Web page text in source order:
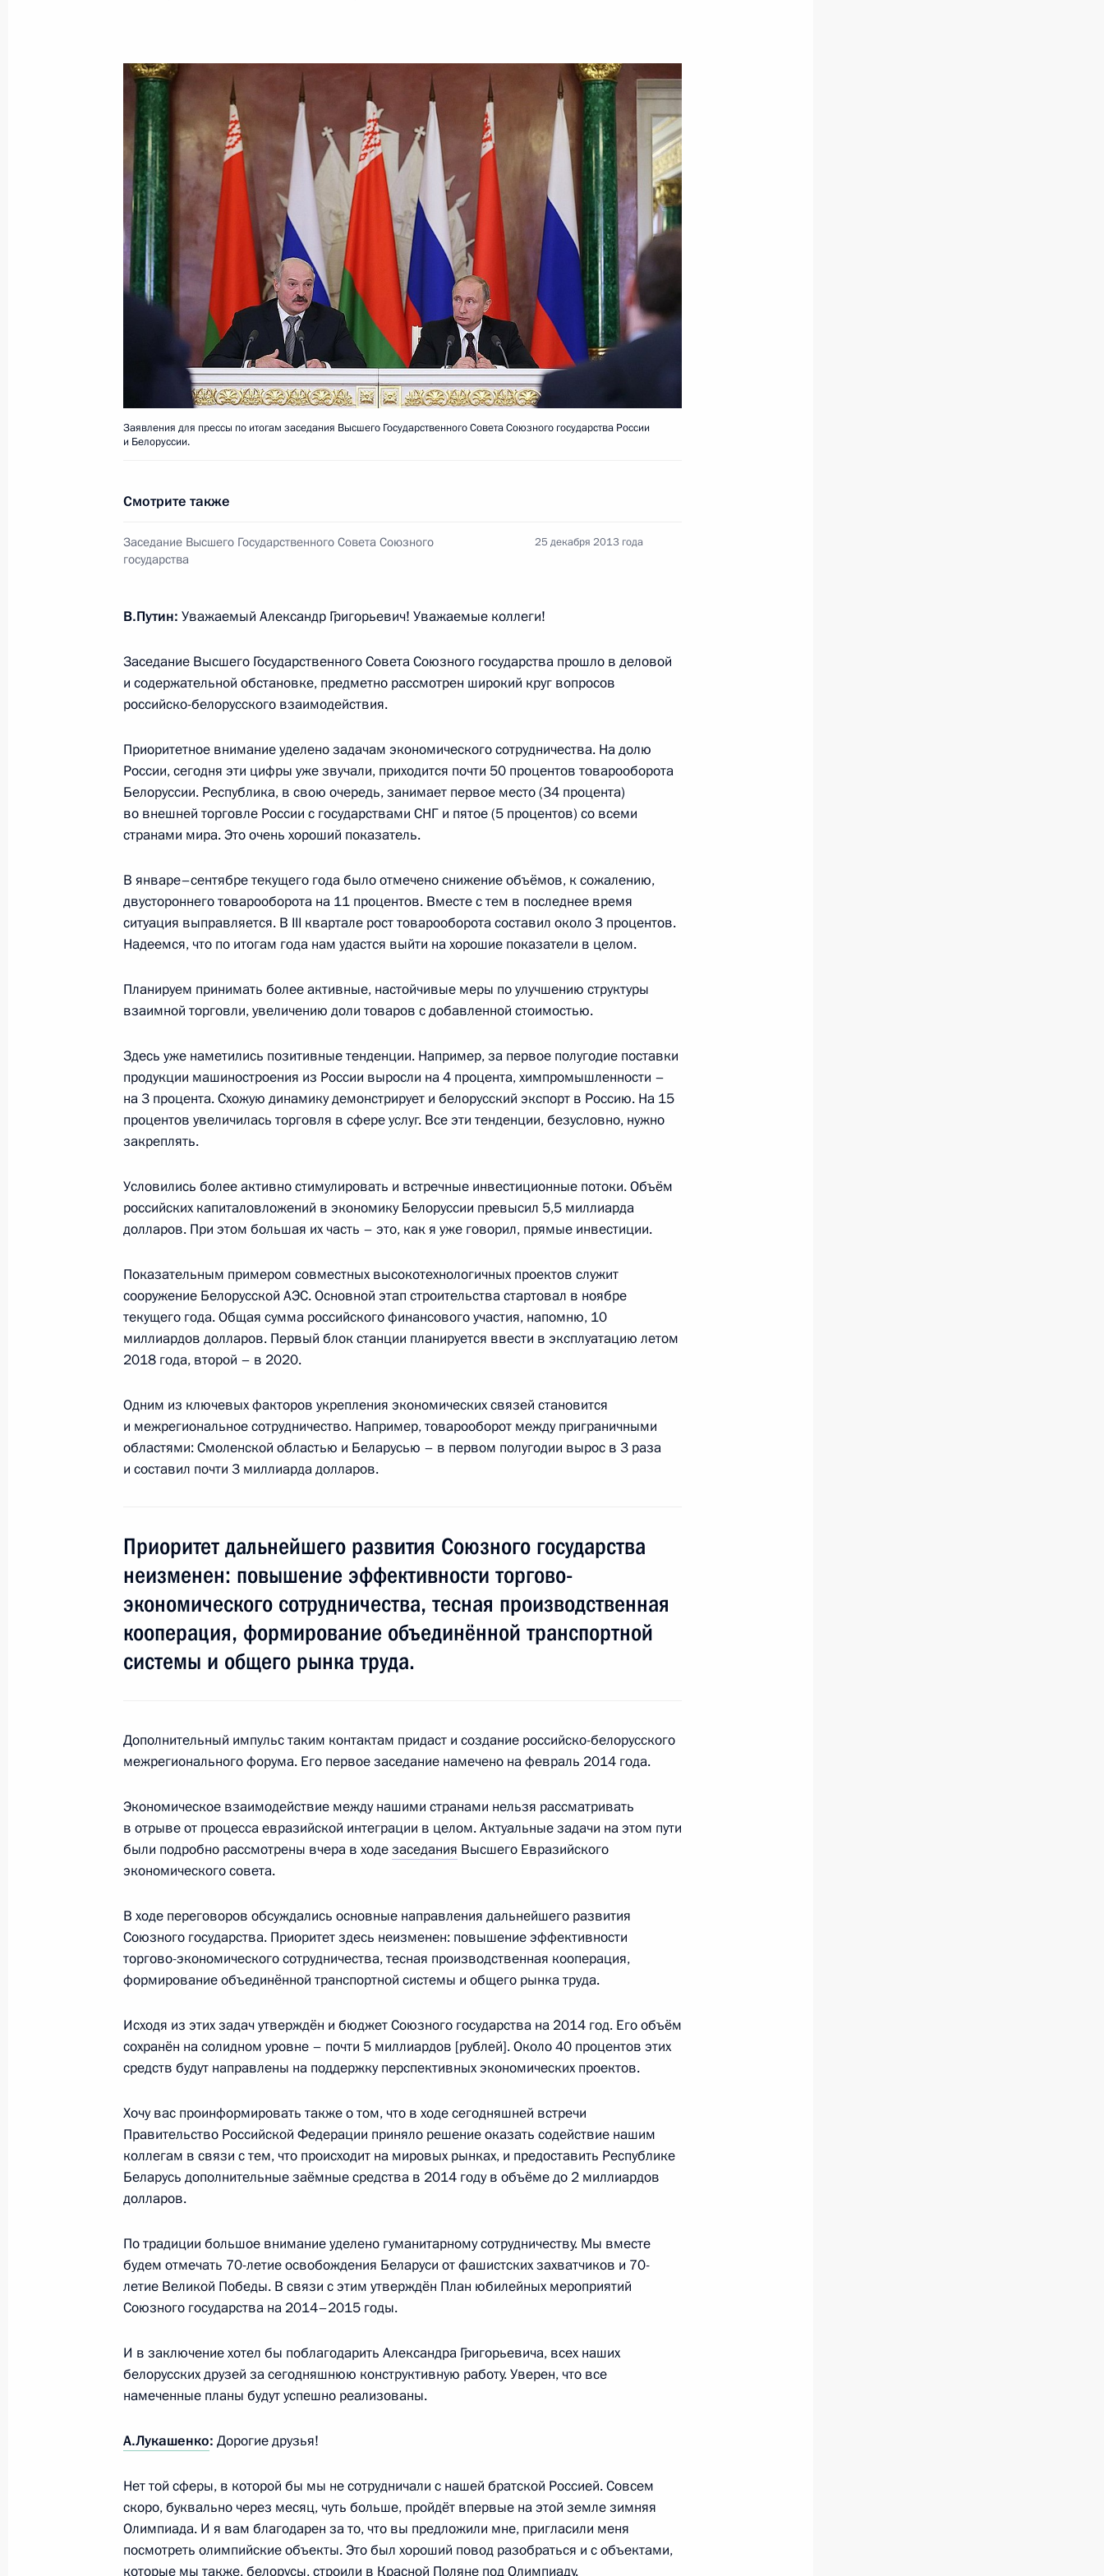
29 августа 2014 года, пятница
Всероссийский молодёжный форум «Селигер-2014»
29 августа 2014 года, 17:00 Тверская область, Селигер
:
Президент России Владимир Путин обратился к ополчению
Новороссии
29 августа 2014 года, 01:10
14 августа 2014 года, четверг
в Государственной Думе
22 июля 2014 года, вторник
21 июля 2014 года, понедельник
Обращение Президента России Владимира Путина
21 июля 2014 года, 01:40 Московская область, Ново-Огарёво
18 июля 2014 года, пятница
о погибших в авиакатастрофе над территорией Украины
18 июля 2014 года, 00:40 Московская область, Ново-Огарёво
22 июня 2014 года, воскресенье
Ответ на вопрос журналиста о плане мирного урегулирования
22 июня 2014 года, 12:30
23 мая 2014 года, пятница
Петербургский международный экономический форум
23 мая 2014 года, 16:45 Санкт-Петербург
17 апреля 2014 года, четверг
Прямая линия с Владимиром Путиным
17 апреля 2014 года, 15:55 Москва
10 апреля 2014 года, четверг
Встреча с представителями Общероссийского народного фронта
5
27 марта 2014 года, четверг
Встреча с членами Совета палаты Совета Федерации
27 марта 2014 года, 15:30 Московская область, Ново-Огарёво
Расширенное заседание коллегии МВД
21 марта 2014 года, 15:00 Москва
18 марта 2014 года, вторник
Обращение Президента Российской Федерации
5 марта 2014 года, среда
5 марта 2014 года, 19:10 Московская область, Ново-Огарёво
17 февраля 2014 года, понедельник
Заседание президиума Госсовета, посвящённое политике
в области семьи, материнства и детства
17 февраля 2014 года, 20:30
30 января 2014 года, четверг
Заседание президиума Экономического совета
Саммит Россия – Европейский союз
28 января 2014 года, 20:20 Брюссель
19 января 2014 года, воскресенье
Заявления для прессы по итогам заседания Высшего Государственного Совета Союзного государства России
и Белоруссии.
Смотрите также
Заседание Высшего Государственного Совета Союзного
государства
25 декабря 2013 года
В.Путин: Уважаемый Александр Григорьевич! Уважаемые коллеги!
Заседание Высшего Государственного Совета Союзного государства прошло в деловой
и содержательной обстановке, предметно рассмотрен широкий круг вопросов
российско-белорусского взаимодействия.
Приоритетное внимание уделено задачам экономического сотрудничества. На долю
России, сегодня эти цифры уже звучали, приходится почти 50 процентов товарооборота
Белоруссии. Республика, в свою очередь, занимает первое место (34 процента)
во внешней торговле России с государствами СНГ и пятое (5 процентов) со всеми
странами мира. Это очень хороший показатель.
В январе–сентябре текущего года было отмечено снижение объёмов, к сожалению,
двустороннего товарооборота на 11 процентов. Вместе с тем в последнее время
ситуация выправляется. В III квартале рост товарооборота составил около 3 процентов.
Надеемся, что по итогам года нам удастся выйти на хорошие показатели в целом.
Планируем принимать более активные, настойчивые меры по улучшению структуры
взаимной торговли, увеличению доли товаров с добавленной стоимостью.
Здесь уже наметились позитивные тенденции. Например, за первое полугодие поставки
продукции машиностроения из России выросли на 4 процента, химпромышленности –
на 3 процента. Схожую динамику демонстрирует и белорусский экспорт в Россию. На 15
процентов увеличилась торговля в сфере услуг. Все эти тенденции, безусловно, нужно
закреплять.
Условились более активно стимулировать и встречные инвестиционные потоки. Объём
российских капиталовложений в экономику Белоруссии превысил 5,5 миллиарда
долларов. При этом большая их часть – это, как я уже говорил, прямые инвестиции.
Показательным примером совместных высокотехнологичных проектов служит
сооружение Белорусской АЭС. Основной этап строительства стартовал в ноябре
текущего года. Общая сумма российского финансового участия, напомню, 10
миллиардов долларов. Первый блок станции планируется ввести в эксплуатацию летом
2018 года, второй – в 2020.
Одним из ключевых факторов укрепления экономических связей становится
и межрегиональное сотрудничество. Например, товарооборот между приграничными
областями: Смоленской областью и Беларусью – в первом полугодии вырос в 3 раза
и составил почти 3 миллиарда долларов.
Приоритет дальнейшего развития Союзного государства
неизменен: повышение эффективности торгово-
экономического сотрудничества, тесная производственная
кооперация, формирование объединённой транспортной
системы и общего рынка труда.
Дополнительный импульс таким контактам придаст и создание российско-белорусского
межрегионального форума. Его первое заседание намечено на февраль 2014 года.
Экономическое взаимодействие между нашими странами нельзя рассматривать
в отрыве от процесса евразийской интеграции в целом. Актуальные задачи на этом пути
были подробно рассмотрены вчера в ходезаседания Высшего Евразийского
экономического совета.
В ходе переговоров обсуждались основные направления дальнейшего развития
Союзного государства. Приоритет здесь неизменен: повышение эффективности
торгово-экономического сотрудничества, тесная производственная кооперация,
формирование объединённой транспортной системы и общего рынка труда.
Исходя из этих задач утверждён и бюджет Союзного государства на 2014 год. Его объём
сохранён на солидном уровне – почти 5 миллиардов [рублей]. Около 40 процентов этих
средств будут направлены на поддержку перспективных экономических проектов.
Хочу вас проинформировать также о том, что в ходе сегодняшней встречи
Правительство Российской Федерации приняло решение оказать содействие нашим
коллегам в связи с тем, что происходит на мировых рынках, и предоставить Республике
Беларусь дополнительные заёмные средства в 2014 году в объёме до 2 миллиардов
долларов.
По традиции большое внимание уделено гуманитарному сотрудничеству. Мы вместе
будем отмечать 70-летие освобождения Беларуси от фашистских захватчиков и 70-
летие Великой Победы. В связи с этим утверждён План юбилейных мероприятий
Союзного государства на 2014–2015 годы.
И в заключение хотел бы поблагодарить Александра Григорьевича, всех наших
белорусских друзей за сегодняшнюю конструктивную работу. Уверен, что все
намеченные планы будут успешно реализованы.
А.Лукашенко: Дорогие друзья!
Нет той сферы, в которой бы мы не сотрудничали с нашей братской Россией. Совсем
скоро, буквально через месяц, чуть больше, пройдёт впервые на этой земле зимняя
Олимпиада. И я вам благодарен за то, что вы предложили мне, пригласили меня
посмотреть олимпийские объекты. Это был хороший повод разобраться и с объектами,
которые мы также, белорусы, строили в Красной Поляне под Олимпиаду.